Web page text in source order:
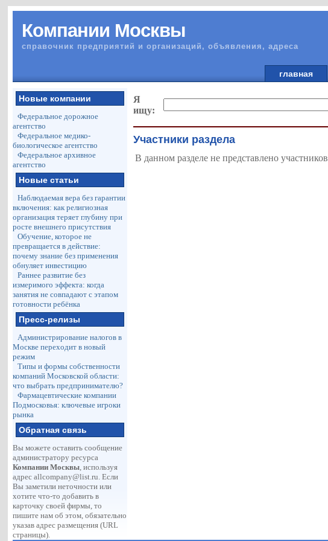
Компании Москвы
справочник предприятий и организаций, объявления, адреса
главная
Новые компании
Федеральное дорожное
агентство
Федеральное медико-
биологическое агентство
Федеральное архивное
агентство
Новые статьи
Наблюдаемая вера без гарантии
включения: как религиозная
организация теряет глубину при
росте внешнего присутствия
Обучение, которое не
превращается в действие:
почему знание без применения
обнуляет инвестицию
Раннее развитие без
измеримого эффекта: когда
занятия не совпадают с этапом
готовности ребёнка
Пресс-релизы
Администрирование налогов в
Москве переходит в новый
режим
Типы и формы собственности
компаний Московской области:
что выбрать предпринимателю?
Фармацевтические компании
Подмосковья: ключевые игроки
рынка
Обратная связь
Вы можете оставить сообщение
администратору ресурса
Компании Москвы, используя
адресallcompany@list.ru. Если
Вы заметили неточности или
хотите что-то добавить в
карточку своей фирмы, то
пишите нам об этом, обязательно
указав адрес размещения (URL
страницы).
Я
ищу:
Участники раздела
В данном разделе не представлено участников